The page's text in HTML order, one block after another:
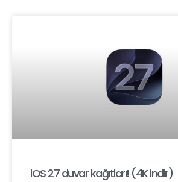
iOS 27 duvar kağıtları! (4K indir)